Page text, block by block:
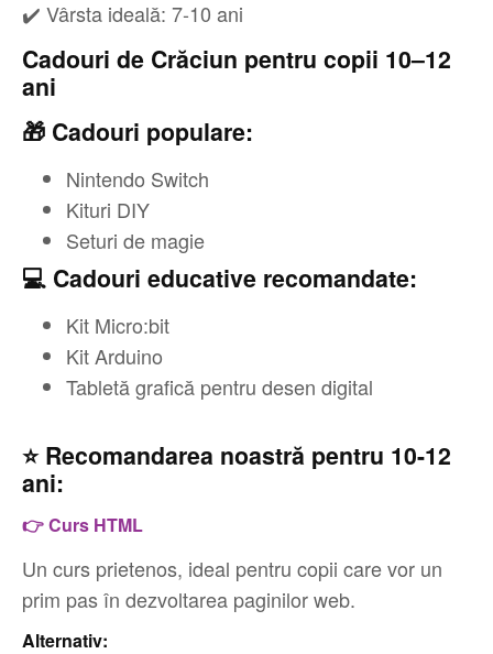
✔️ Vârsta ideală: 7-10 ani
Cadouri de Crăciun pentru copii 10–12
ani
🎁 Cadouri populare:
Nintendo Switch
Kituri DIY
Seturi de magie
💻 Cadouri educative recomandate:
Kit Micro:bit
Kit Arduino
Tabletă grafică pentru desen digital
⭐ Recomandarea noastră pentru 10-12
ani:
👉 Curs HTML
Un curs prietenos, ideal pentru copii care vor un
prim pas în dezvoltarea paginilor web.
Alternativ: